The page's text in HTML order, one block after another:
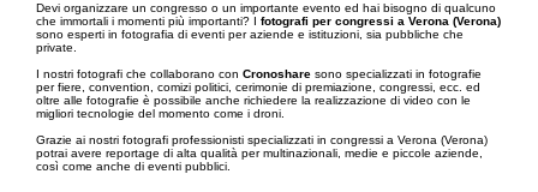
Devi organizzare un congresso o un importante evento ed hai bisogno di qualcuno
che immortali i momenti più importanti? I fotografi per congressi a Verona (Verona)
sono esperti in fotografia di eventi per aziende e istituzioni, sia pubbliche che
private.
I nostri fotografi che collaborano con Cronoshare sono specializzati in fotografie
per fiere, convention, comizi politici, cerimonie di premiazione, congressi, ecc. ed
oltre alle fotografie è possibile anche richiedere la realizzazione di video con le
migliori tecnologie del momento come i droni.
Grazie ai nostri fotografi professionisti specializzati in congressi a Verona (Verona)
potrai avere reportage di alta qualità per multinazionali, medie e piccole aziende,
così come anche di eventi pubblici.